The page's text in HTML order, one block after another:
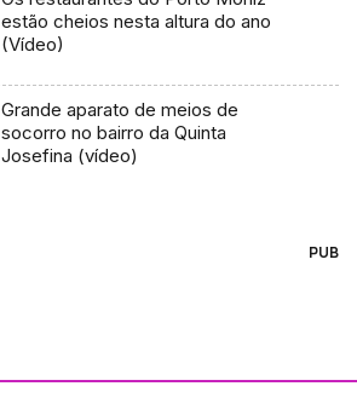
estão cheios nesta altura do ano
(Vídeo)
Grande aparato de meios de
socorro no bairro da Quinta
Josefina (vídeo)
PUB